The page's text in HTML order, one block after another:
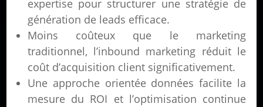
expertise pour structurer une stratégie de
génération de leads efficace.
Moins coûteux que le marketing
traditionnel, l’inbound marketing réduit le
coût d’acquisition client significativement.
Une approche orientée données facilite la
mesure du ROI et l’optimisation continue